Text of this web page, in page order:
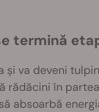
termină
și va deveni
rădăcini în
absoarbă